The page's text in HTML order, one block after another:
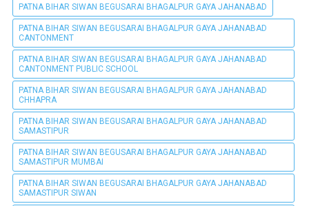
PATNA BIHAR SIWAN BEGUSARAI BHAGALPUR GAYA JAHANABAD
PATNA BIHAR SIWAN BEGUSARAI BHAGALPUR GAYA JAHANABAD
CANTONMENT
PATNA BIHAR SIWAN BEGUSARAI BHAGALPUR GAYA JAHANABAD
CANTONMENT PUBLIC SCHOOL
PATNA BIHAR SIWAN BEGUSARAI BHAGALPUR GAYA JAHANABAD
CHHAPRA
PATNA BIHAR SIWAN BEGUSARAI BHAGALPUR GAYA JAHANABAD
SAMASTIPUR
PATNA BIHAR SIWAN BEGUSARAI BHAGALPUR GAYA JAHANABAD
SAMASTIPUR MUMBAI
PATNA BIHAR SIWAN BEGUSARAI BHAGALPUR GAYA JAHANABAD
SAMASTIPUR SIWAN